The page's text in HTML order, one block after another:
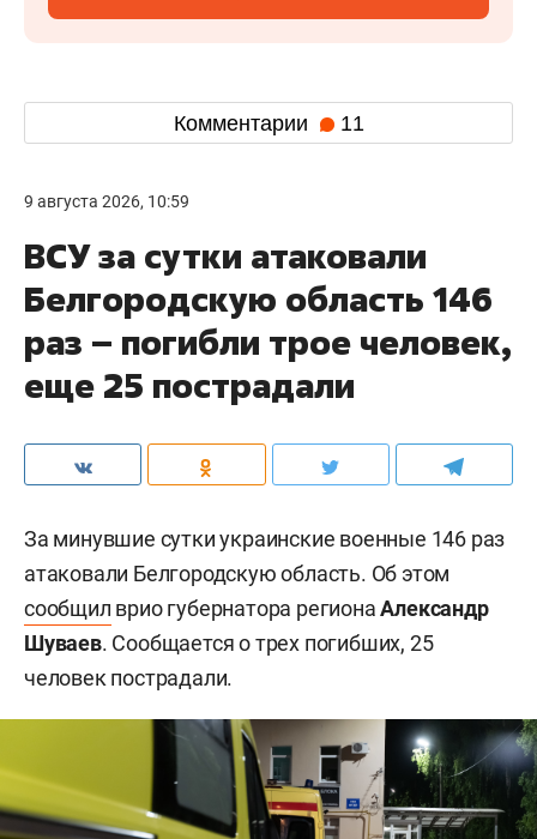
Комментарии 11
9 августа 2026, 10:59
ВСУ за сутки атаковали
Белгородскую область 146
раз – погибли трое человек,
еще 25 пострадали
За минувшие сутки украинские военные 146 раз
атаковали Белгородскую область. Об этом
сообщил врио губернатора регионаАлександр
Шуваев. Сообщается о трех погибших, 25
человек пострадали.